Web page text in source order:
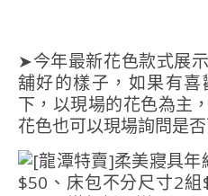
➤今年最新花色款式展
舖好的樣子，如果有
下，以現場的花色為主
花色也可以現場詢問是